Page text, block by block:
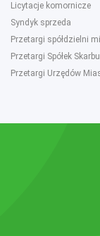
Licytacje komornicze
Syndyk sprzeda
Przetargi spółdzielni
Przetargi Spółek
Przetargi Urzędów